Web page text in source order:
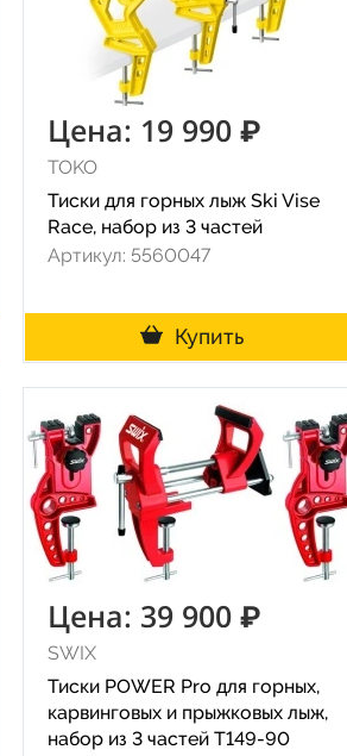
Цена: 19 990 ₽
TOKO
Тиски для горных лыж Ski Vise
Race, набор из 3 частей
Артикул: 5560047
Купить
Цена: 39 900 ₽
SWIX
Тиски POWER Pro для горных,
карвинговых и прыжковых лыж,
набор из 3 частей T149-90